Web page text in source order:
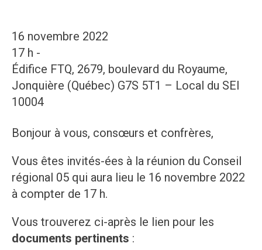
16 novembre 2022
17 h -
Édifice FTQ, 2679, boulevard du Royaume,
Jonquière (Québec) G7S 5T1 – Local du SEI
10004
Bonjour à vous, consœurs et confrères,
Vous êtes invités-ées à la réunion du Conseil
régional 05 qui aura lieu le 16 novembre 2022
à compter de 17 h.
Vous trouverez ci-après le lien pour les
documents pertinents :